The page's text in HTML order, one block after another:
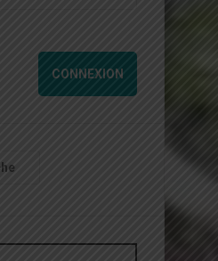
CONNEXION